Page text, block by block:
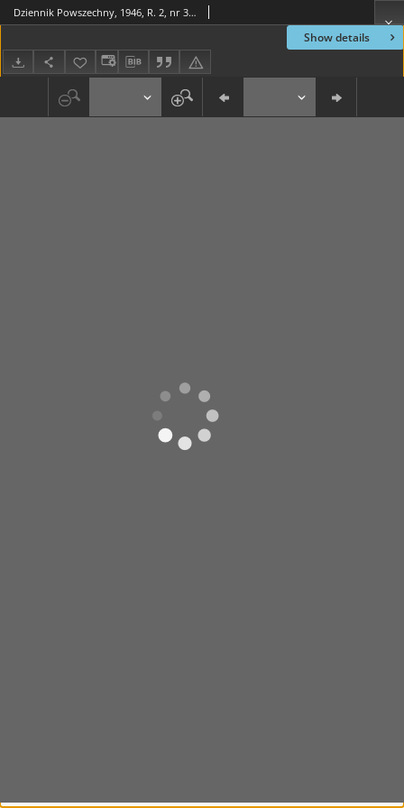
Show details
Dziennik Powszechny, 1946, R. 2, nr 349